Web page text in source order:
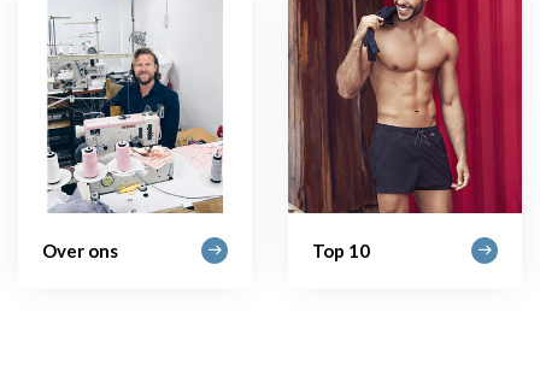
Over ons Top 10